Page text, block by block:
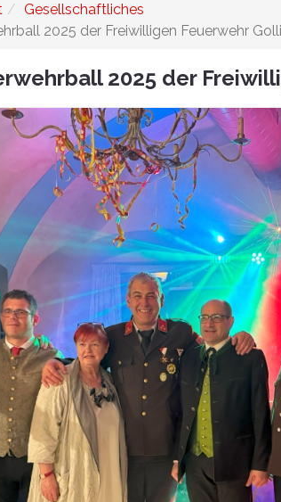
Gesellschaftliches
2025 der Freiwilligen Feuerwehr
2025 der